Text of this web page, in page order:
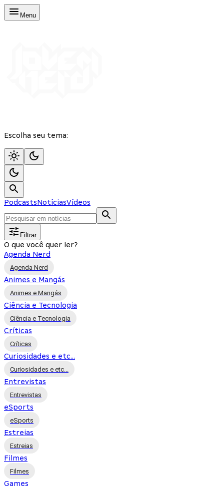
Menu
Escolha seu tema:
PodcastsNotíciasVídeos
Filtrar
O que você quer ler?
Agenda Nerd
Agenda Nerd
Animes e Mangás
Animes e Mangás
Ciência e Tecnologia
Ciência e Tecnologia
Críticas
Críticas
Curiosidades e etc...
Curiosidades e etc...
Entrevistas
Entrevistas
eSports
eSports
Estreias
Estreias
Filmes
Filmes
Games